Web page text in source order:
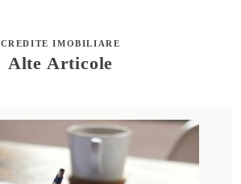
CREDITE IMOBILIARE
Alte Articole